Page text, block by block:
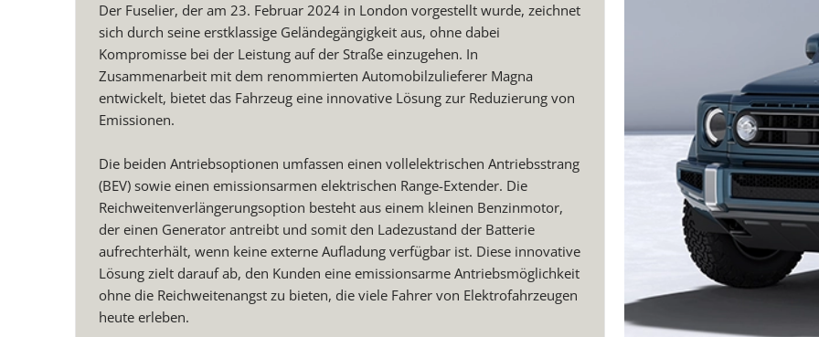
Der Fuselier, der am 23. Februar 2024 in London vorgestellt wurde, zeichnet
sich durch seine erstklassige Geländegängigkeit aus, ohne dabei
Kompromisse bei der Leistung auf der Straße einzugehen. In
Zusammenarbeit mit dem renommierten Automobilzulieferer Magna
entwickelt, bietet das Fahrzeug eine innovative Lösung zur Reduzierung von
Emissionen.
Die beiden Antriebsoptionen umfassen einen vollelektrischen Antriebsstrang
(BEV) sowie einen emissionsarmen elektrischen Range-Extender. Die
Reichweitenverlängerungsoption besteht aus einem kleinen Benzinmotor,
der einen Generator antreibt und somit den Ladezustand der Batterie
aufrechterhält, wenn keine externe Aufladung verfügbar ist. Diese innovative
Lösung zielt darauf ab, den Kunden eine emissionsarme Antriebsmöglichkeit
ohne die Reichweitenangst zu bieten, die viele Fahrer von Elektrofahrzeugen
heute erleben.